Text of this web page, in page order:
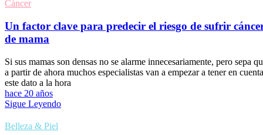
Cáncer
Un factor clave para predecir el riesgo de sufrir
de mama
Si sus mamas son densas no se alarme innecesariamente, pero sepa
a partir de ahora muchos especialistas van a empezar a tener en cuenta
este dato a la hora
hace 20 años
Sigue Leyendo
Belleza & Piel